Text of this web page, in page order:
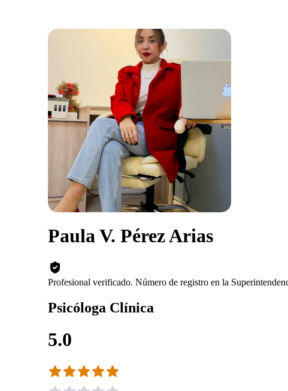
Paula V. Pérez Arias
Profesional verificado. Número de registro en la
Psicóloga Clínica
5.0